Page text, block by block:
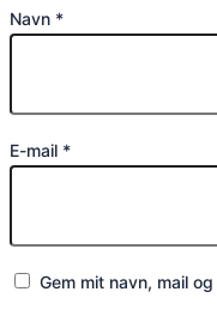
Navn *
E-mail *
Gem mit navn, mail